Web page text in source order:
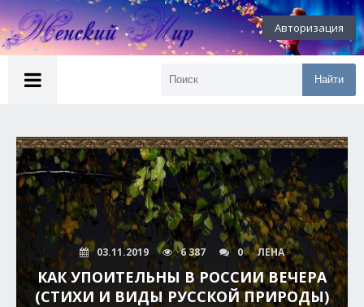
Авторизация
Найти
03.11.2019 6 387 0 ЛЕНА
КАК УПОИТЕЛЬНЫ В РОССИИ ВЕЧЕРА
(СТИХИ И ВИДЫ РУССКОЙ ПРИРОДЫ)